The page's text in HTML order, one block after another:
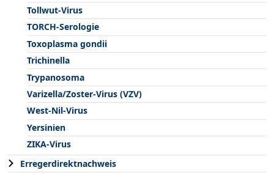
Tollwut-Virus
TORCH-Serologie
Toxoplasma gondii
Trichinella
Trypanosoma
Varizella/Zoster-Virus (VZV)
West-Nil-Virus
Yersinien
ZIKA-Virus
Erregerdirektnachweis